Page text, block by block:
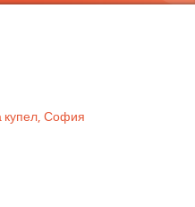
купел, София